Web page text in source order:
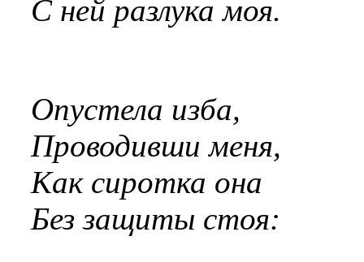
С ней разлука моя.
Опустела изба,
Проводивши меня,
Как сиротка она
Без защиты стоя: